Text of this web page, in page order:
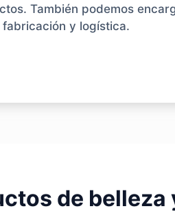
También podemos
y logística.
de